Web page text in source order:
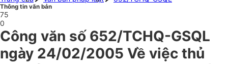
Thông tin văn bản
75
0
Công văn số 652/TCHQ-GSQL
ngày 24/02/2005 Về việc thủ